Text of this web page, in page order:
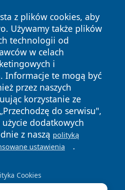
z plików cookies, aby
Używamy także plików
technologii od
w celach
i
Informacje te mogą być
przez naszych
korzystanie ze
do serwisu",
dodatkowych
z naszą polityką
ustawienia .
Cookies
Wszystkie prawa
Polityka
Cookies